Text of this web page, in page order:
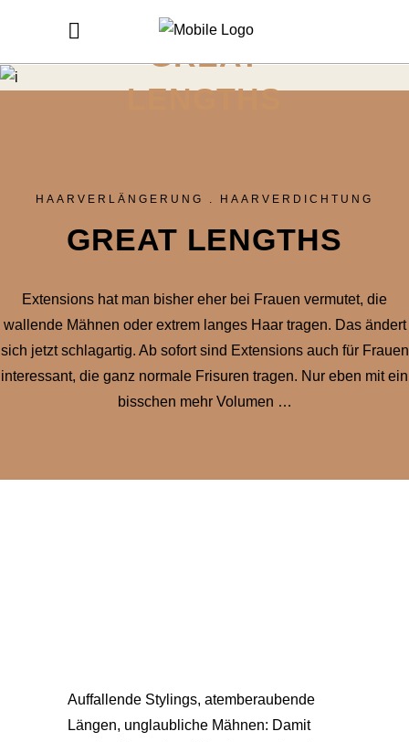
GREAT
LENGTHS
HAARVERLÄNGERUNG . HAARVERDICHTUNG
GREAT LENGTHS
Extensions hat man bisher eher bei Frauen vermutet, die
wallende Mähnen oder extrem langes Haar tragen. Das ändert
sich jetzt schlagartig. Ab sofort sind Extensions auch für Frauen
interessant, die ganz normale Frisuren tragen. Nur eben mit ein
bisschen mehr Volumen …
Auffallende Stylings, atemberaubende
Längen, unglaubliche Mähnen: Damit